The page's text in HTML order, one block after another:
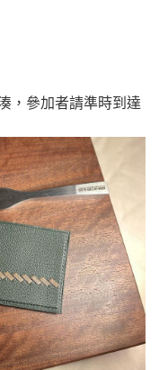
，參加者請準時到達